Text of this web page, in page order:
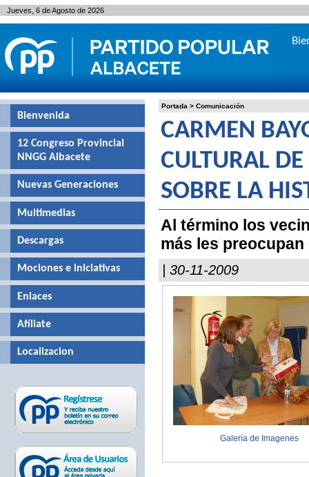
Portada > Comunicación
CARMEN
CULTURAL
SOBRE LA
Al término los
más les
| 30-11-2009
Galería de Imagenes
Bienvenida
12 Congreso Provincial
NNGG Albacete
Nuevas Generaciones
Multimedias
Descargas
Mociones e iniciativas
Enlaces
Afíliate
Localizacion
Jueves, 6 de Agosto de 2026